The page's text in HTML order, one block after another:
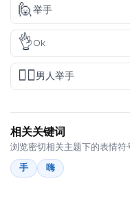
🙋举手
👌Ok
🙋‍♂️男人举手
相关关键词
浏览密切相关主题下的表情符
手
嗨